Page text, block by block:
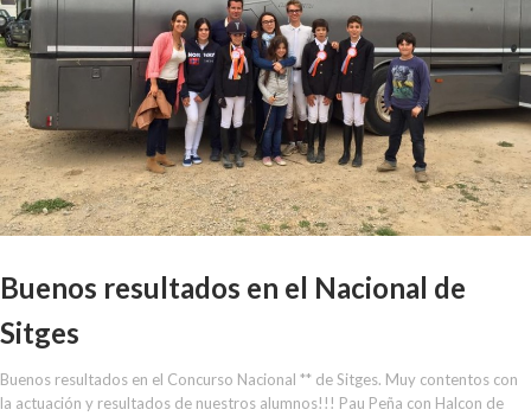
Buenos resultados en el Nacional de
Sitges
Buenos resultados en el Concurso Nacional ** de Sitges. Muy contentos con
la actuación y resultados de nuestros alumnos!!! Pau Peña con Halcon de